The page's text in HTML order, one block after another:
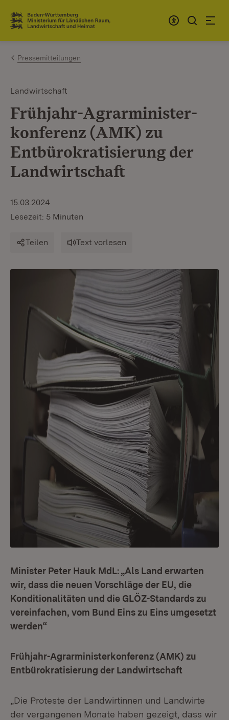
Zum Inhalt springen
Link zur Startseite
Pressemitteilungen
Landwirtschaft
Frühjahr-Agrarminister­
konferenz (AMK) zu
Entbürokratisierung der
Landwirtschaft
15.03.2024
Lesezeit: 5 Minuten
Teilen Text vorlesen
Minister Peter Hauk MdL: „Als Land erwarten
wir, dass die neuen Vorschläge der EU, die
Konditionalitäten und die GLÖZ-Standards zu
vereinfachen, vom Bund Eins zu Eins umgesetzt
werden“
Frühjahr-Agrarministerkonferenz (AMK) zu
Entbürokratisierung der Landwirtschaft
„Die Proteste der Landwirtinnen und Landwirte
der vergangenen Monate haben gezeigt, dass wir